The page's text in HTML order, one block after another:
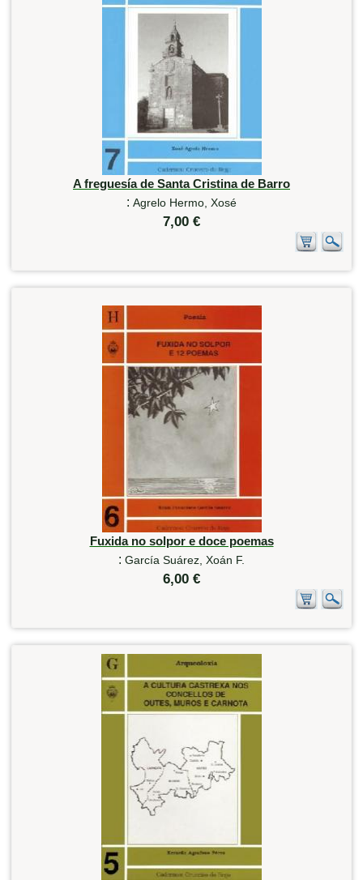
A freguesía de Santa Cristina de Barro
: Agrelo Hermo, Xosé
7,00 €
Fuxida no solpor e doce poemas
: García Suárez, Xoán F.
6,00 €